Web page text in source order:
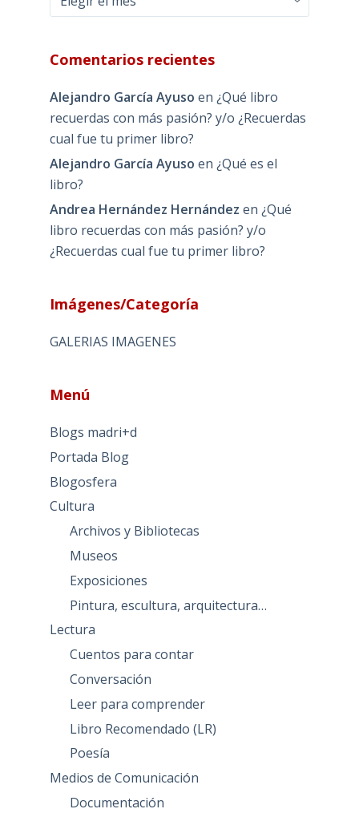
Comentarios recientes
Alejandro García Ayuso en ¿Qué libro
recuerdas con más pasión? y/o ¿Recuerdas
cual fue tu primer libro?
Alejandro García Ayuso en ¿Qué es el
libro?
Andrea Hernández Hernández en ¿Qué
libro recuerdas con más pasión? y/o
¿Recuerdas cual fue tu primer libro?
Imágenes/Categoría
GALERIAS IMAGENES
Menú
Blogs madri+d
Portada Blog
Blogosfera
Cultura
Archivos y Bibliotecas
Museos
Exposiciones
Pintura, escultura, arquitectura…
Lectura
Cuentos para contar
Conversación
Leer para comprender
Libro Recomendado (LR)
Poesía
Medios de Comunicación
Documentación